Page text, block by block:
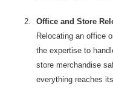
Office and Store
Relocating an office
the expertise to
store merchandise
everything reaches